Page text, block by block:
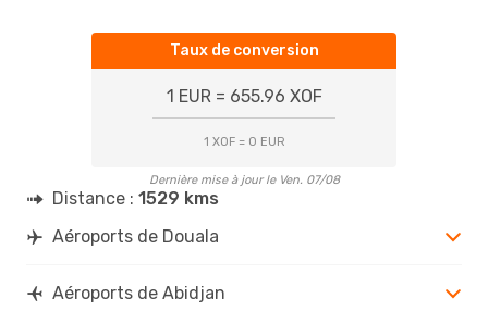
Taux de conversion
1 EUR = 655.96 XOF
1 XOF = 0 EUR
Dernière mise à jour le Ven. 07/08
Distance : 1529 kms
Aéroports de Douala
Aéroports de Abidjan